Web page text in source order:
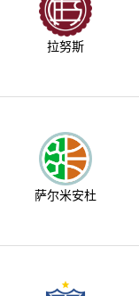
拉努斯
萨尔米安杜